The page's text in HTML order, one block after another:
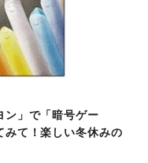
ン」で「暗号ゲー
みて！楽しい冬休みの